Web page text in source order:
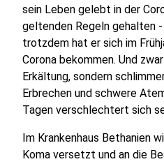
sein Leben gelebt in der
geltenden Regeln gehalten
trotzdem hat er sich im
Corona bekommen. Und
Erkältung, sondern
Erbrechen und schwere
Tagen verschlechtert sich
Im Krankenhaus Bethanien
Koma versetzt und an die